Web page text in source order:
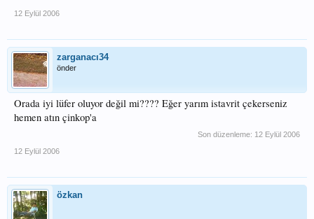
12 Eylül 2006
zarganacı34
önder
Orada iyi lüfer oluyor değil mi???? Eğer yarım istavrit çekerseniz
hemen atın çinkop'a
Son düzenleme: 12 Eylül 2006
12 Eylül 2006
özkan